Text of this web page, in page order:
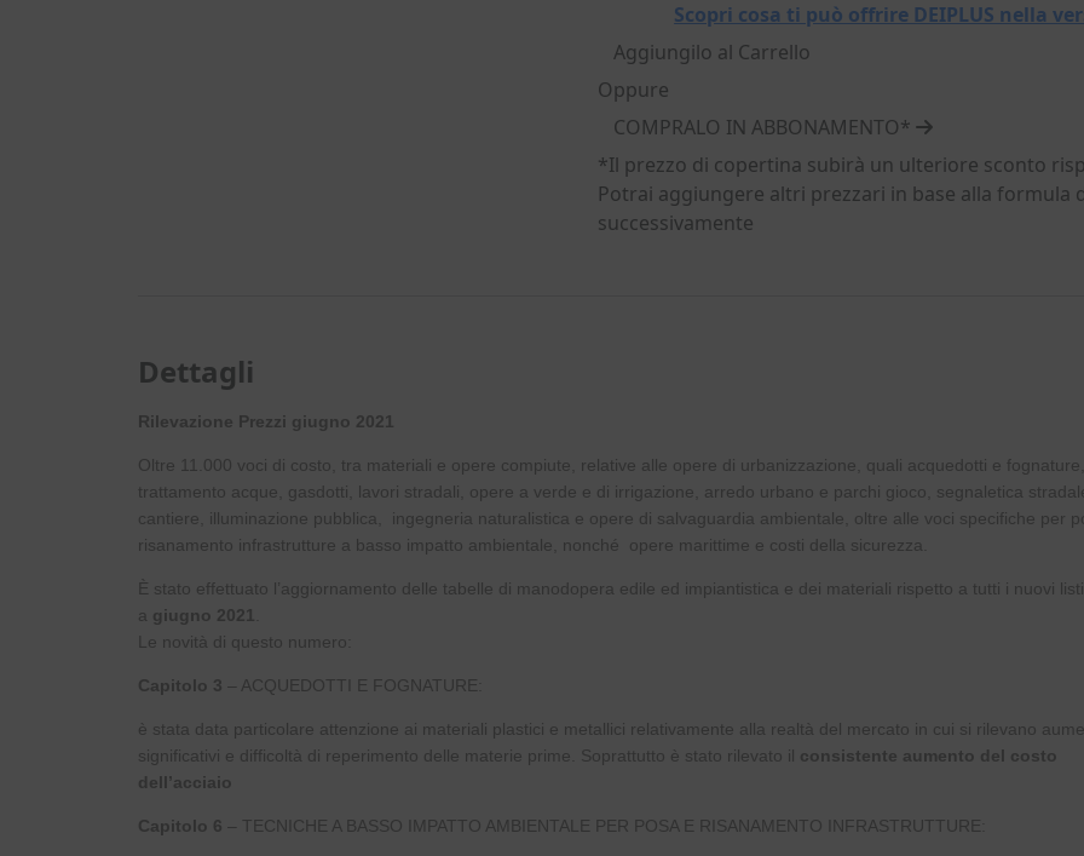
Scopri cosa ti può offrire DEIPLUS nella
Aggiungilo al Carrello
Oppure
COMPRALO IN ABBONAMENTO*
*Il prezzo di copertina subirà un ulteriore sconto
Potrai aggiungere altri prezzari in base alla formula
successivamente
Dettagli
Rilevazione Prezzi giugno 2021
Oltre 11.000 voci di costo, tra materiali e opere compiute, relative alle opere di urbanizzazione, quali acquedotti e fognature,
trattamento acque, gasdotti, lavori stradali, opere a verde e di irrigazione, arredo urbano e parchi gioco, segnaletica
cantiere, illuminazione pubblica, ingegneria naturalistica e opere di salvaguardia ambientale, oltre alle voci specifiche per
risanamento infrastrutture a basso impatto ambientale, nonché opere marittime e costi della sicurezza.
È stato effettuato l’aggiornamento delle tabelle di manodopera edile ed impiantistica e dei materiali rispetto a tutti i nuovi
a giugno 2021
Le novità di questo numero:
Capitolo 3 – ACQUEDOTTI E FOGNATURE:
è stata data particolare attenzione ai materiali plastici e metallici relativamente alla realtà del mercato in cui si rilevano
significativi e difficoltà di reperimento delle materie prime. Soprattutto è stato rilevato il consistente aumento del costo
dell’acciaio
Capitolo 6 – TECNICHE A BASSO IMPATTO AMBIENTALE PER POSA E RISANAMENTO INFRASTRUTTURE: